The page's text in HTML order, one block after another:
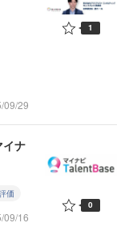
09/29
1
イナ
価
09/16
0